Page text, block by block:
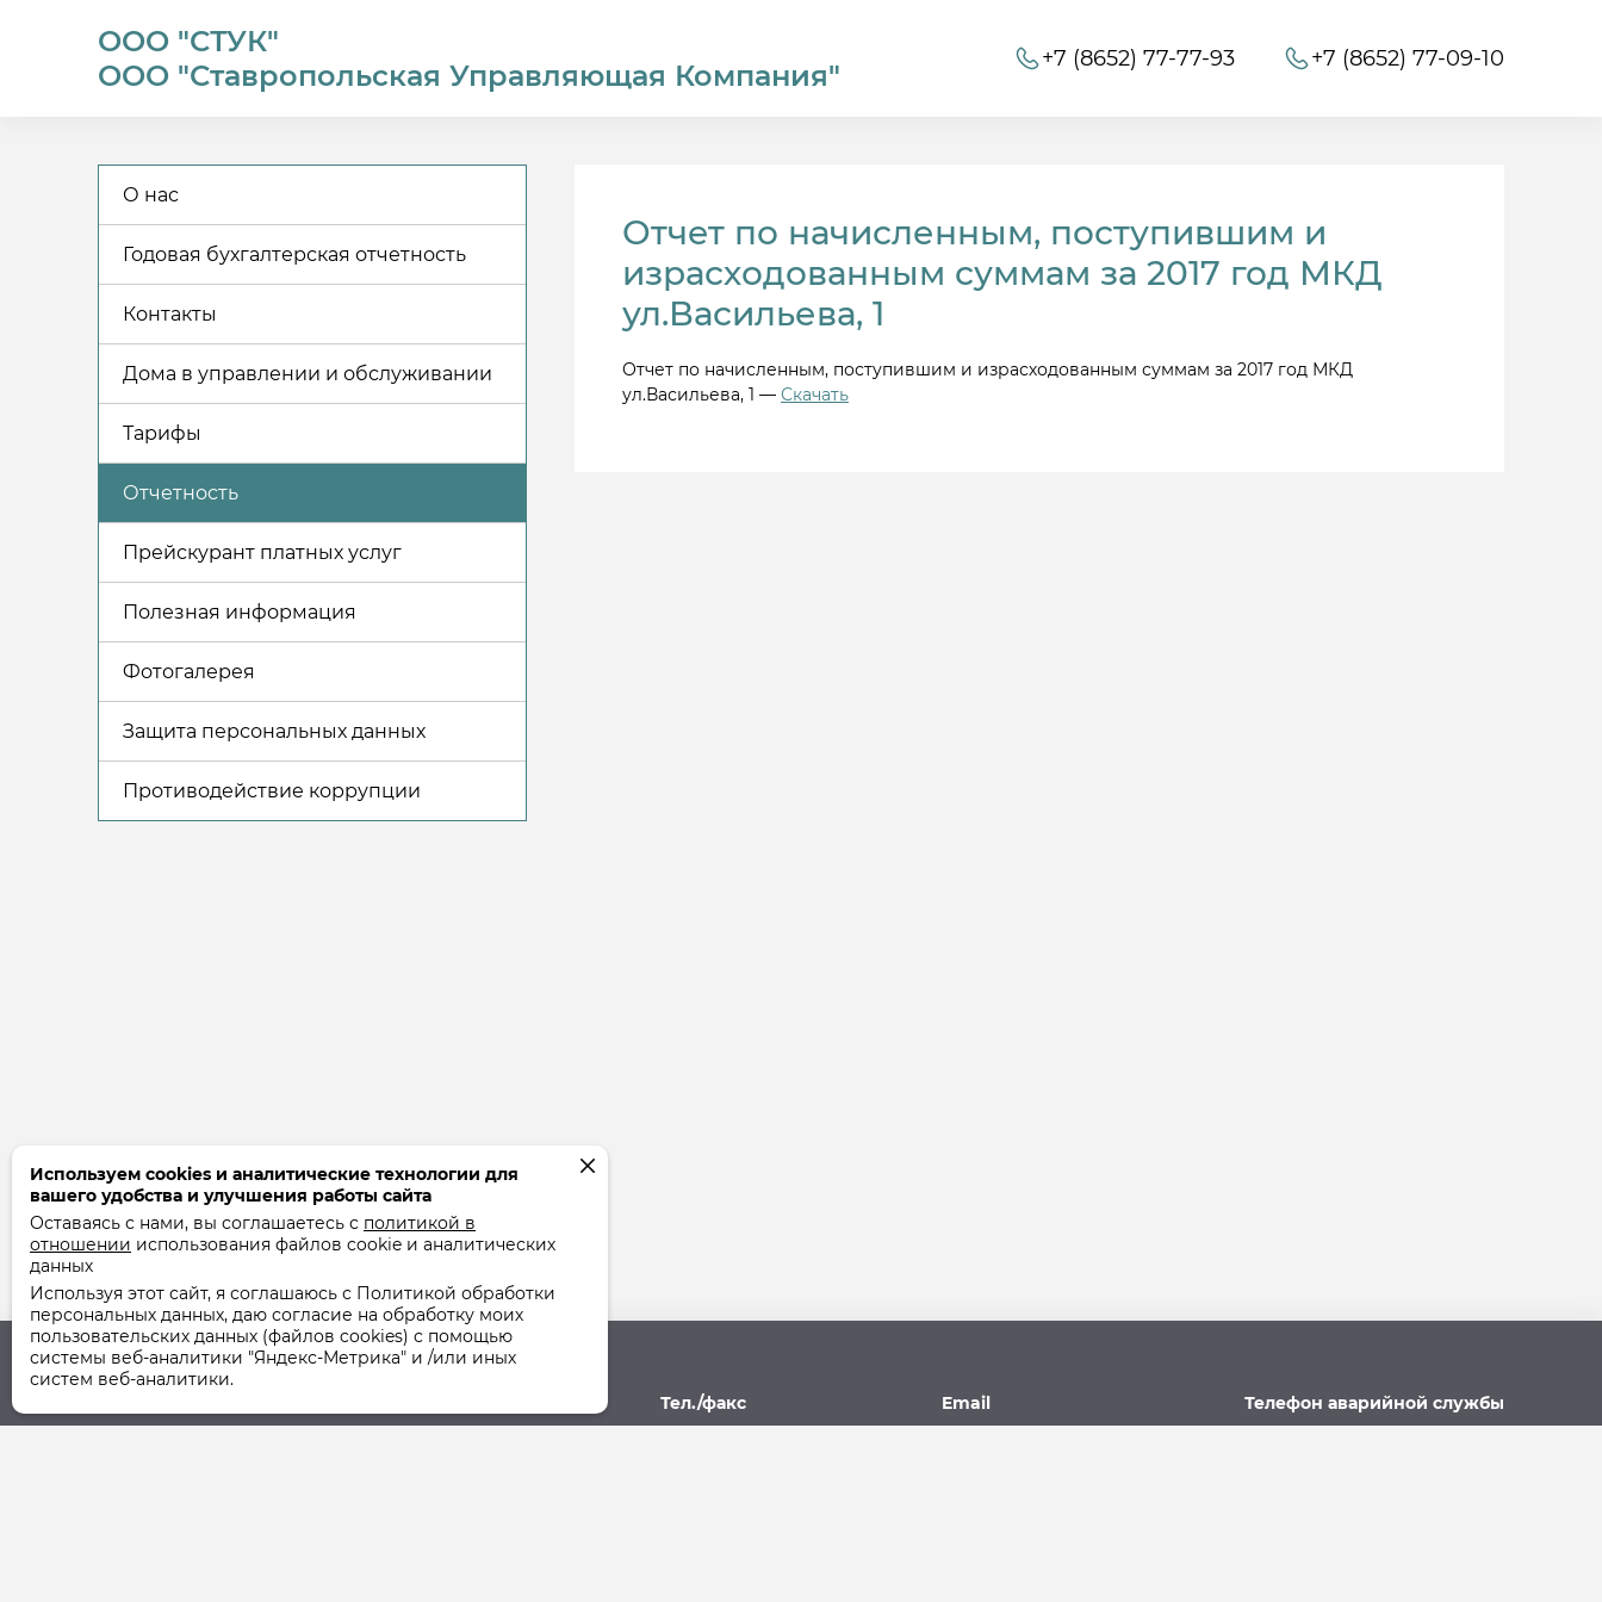
ООО "СТУК"
ООО "Ставропольская Управляющая Компания"
+7 (8652) 77-77-93 +7 (8652) 77-09-10
О нас
Годовая бухгалтерская отчетность
Контакты
Дома в управлении и обслуживании
Тарифы
Отчетность
Прейскурант платных услуг
Полезная информация
Фотогалерея
Защита персональных данных
Противодействие коррупции
Отчет по начисленным, поступившим и
израсходованным суммам за 2017 год МКД
ул.Васильева, 1
Отчет по начисленным, поступившим и израсходованным суммам за 2017 год МКД
ул.Васильева, 1 — Скачать
Тел./факс
Email
Телефон аварийной службы
Используем cookies и аналитические технологии для
вашего удобства и улучшения работы сайта
Оставаясь с нами, вы соглашаетесь с политикой в
отношении использования файлов cookie и аналитических
данных
Используя этот сайт, я соглашаюсь с Политикой обработки
персональных данных, даю согласие на обработку моих
пользовательских данных (файлов cookies) с помощью
системы веб-аналитики "Яндекс-Метрика" и /или иных
систем веб-аналитики.